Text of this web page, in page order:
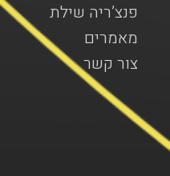
פנצ’ריה שילת
מאמרים
צור קשר